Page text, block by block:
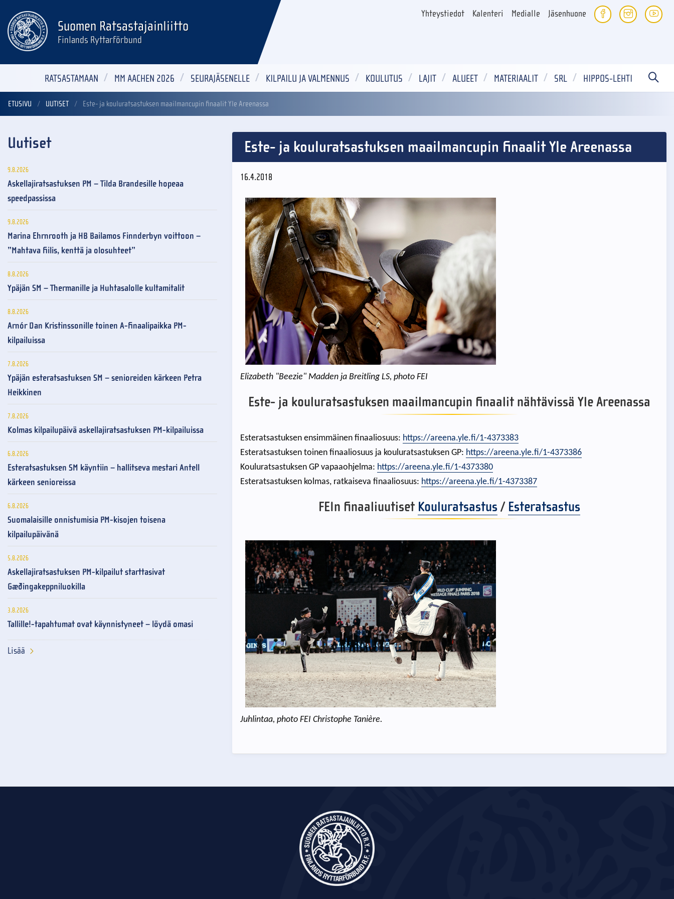
Yhteystiedot Kalenteri Medialle Jäsenhuone
Suomen Ratsastajainliitto
Finlands Ryttarförbund
RATSASTAMAAN MM AACHEN 2026 SEURAJÄSENELLE KILPAILU JA VALMENNUS KOULUTUS LAJIT ALUEET MATERIAALIT SRL HIPPOS-LEHTI
ETUSIVU UUTISET Este- ja kouluratsastuksen maailmancupin finaalit Yle Areenassa
Este- ja kouluratsastuksen maailmancupin finaalit Yle Areenassa
16.4.2018
Elizabeth "Beezie" Madden ja Breitling LS, photo FEI
Este- ja kouluratsastuksen maailmancupin finaalit nähtävissä Yle Areenassa
Esteratsastuksen ensimmäinen finaaliosuus: https://areena.yle.fi/1-4373383
Esteratsastuksen toinen finaaliosuus ja kouluratsastuksen GP: https://areena.yle.fi/1-4373386
Kouluratsastuksen GP vapaaohjelma: https://areena.yle.fi/1-4373380
Esteratsastuksen kolmas, ratkaiseva finaaliosuus: https://areena.yle.fi/1-4373387
FEIn finaaliuutiset Kouluratsastus / Esteratsastus
Juhlintaa, photo FEI Christophe Tanière.
Uutiset
9.8.2026
Askellajiratsastuksen PM – Tilda Brandesille hopeaa
speedpassissa
9.8.2026
Marina Ehrnrooth ja HB Bailamos Finnderbyn voittoon –
”Mahtava fiilis, kenttä ja olosuhteet”
8.8.2026
Ypäjän SM – Thermanille ja Huhtasalolle kultamitalit
8.8.2026
Arnór Dan Kristinssonille toinen A-finaalipaikka PM-
kilpailuissa
7.8.2026
Ypäjän esteratsastuksen SM – senioreiden kärkeen Petra
Heikkinen
7.8.2026
Kolmas kilpailupäivä askellajiratsastuksen PM-kilpailuissa
6.8.2026
Esteratsastuksen SM käyntiin – hallitseva mestari Antell
kärkeen senioreissa
6.8.2026
Suomalaisille onnistumisia PM-kisojen toisena
kilpailupäivänä
5.8.2026
Askellajiratsastuksen PM-kilpailut starttasivat
Gæðingakeppniluokilla
3.8.2026
Tallille!-tapahtumat ovat käynnistyneet – löydä omasi
Lisää